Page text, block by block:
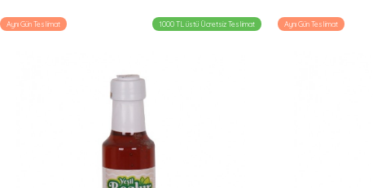
Aynı Gün Teslimat 1000 TL üstü Ücretsiz Teslimat Aynı Gün Teslimat